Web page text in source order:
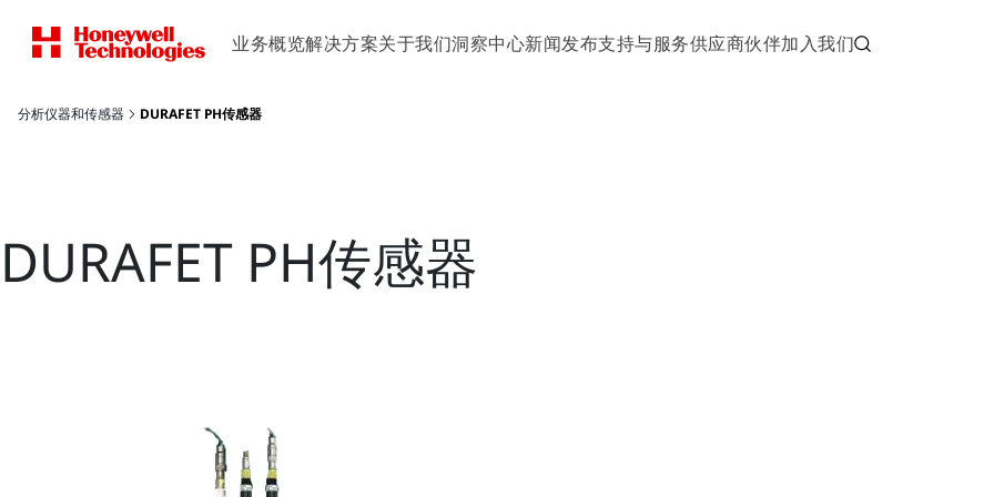
业务概览解决方案关于我们洞察中心新闻发布支持与服务供应商伙伴加入我们
分析仪器和传感器 DURAFET PH传感器
DURAFET PH传感器